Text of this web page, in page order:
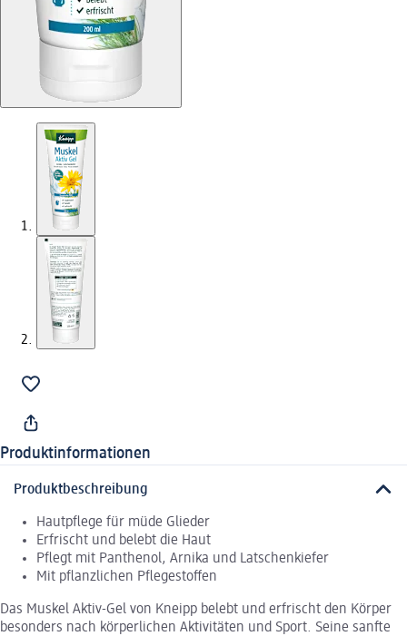
Produktinformationen
Produktbeschreibung
Hautpflege für müde Glieder
Erfrischt und belebt die Haut
Pflegt mit Panthenol, Arnika und Latschenkiefer
Mit pflanzlichen Pflegestoffen
Das Muskel Aktiv-Gel von Kneipp belebt und erfrischt den Körper
besonders nach körperlichen Aktivitäten und Sport. Seine sanfte